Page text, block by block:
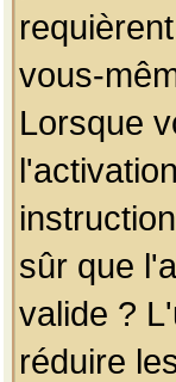
vous-
Lorsque
sûr que
valide ?
réduire